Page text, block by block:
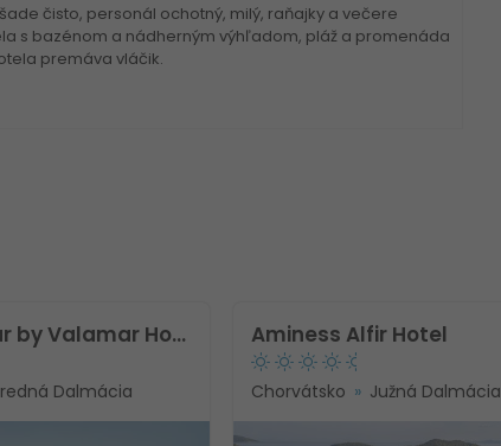
čisto, personál ochotný, milý, raňajky a večere
s bazénom a nádherným výhľadom, pláž a promenáda
premáva vláčik.
[PLACES] Hvar by Valamar Hotel
Dalmácia
Aminess Alfir Hotel
Chorvátsko Južná Dalmácia